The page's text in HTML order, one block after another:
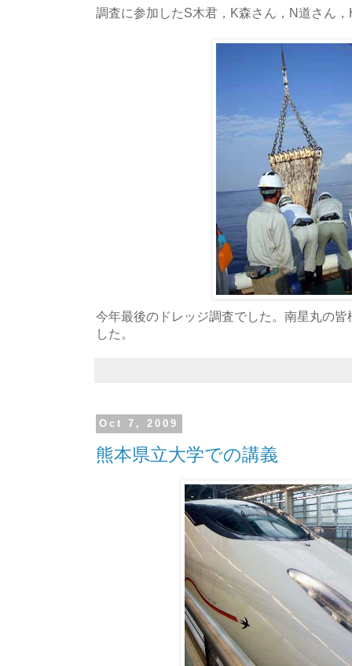
調査に参加したS木君，K森さん，N道さん
今年最後のドレッジ調査でした。南星丸の
した。
Oct 7, 2009
熊本県立大学での講義